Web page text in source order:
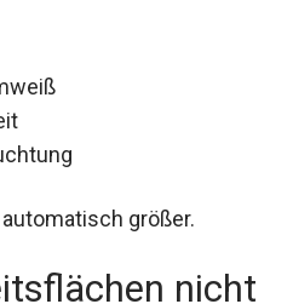
größer.
nicht